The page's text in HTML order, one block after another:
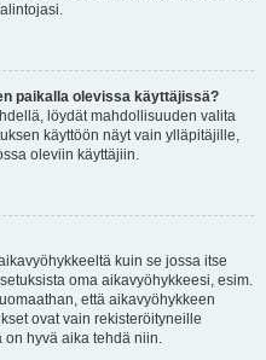
paikalla olevissa käyttäjissä?
löydät mahdollisuuden valita
käyttöön näyt vain ylläpitäjille,
oleviin käyttäjiin.
kuin se jossa itse
oma aikavyöhykkeesi, esim.
että aikavyöhykkeen
ovat vain rekisteröityneille
on hyvä aika tehdä niin.